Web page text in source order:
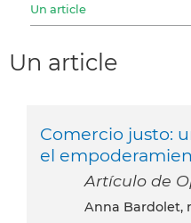
Un article
Un article
Comercio justo:
el
Artículo de
Anna Bardolet,